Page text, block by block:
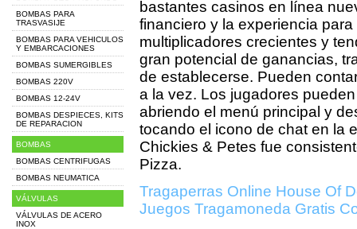
bastantes casinos en línea
financiero y la experiencia
multiplicadores crecientes y
gran potencial de ganancias,
de establecerse. Pueden
a la vez. Los jugadores
abriendo el menú principal y
tocando el icono de chat en la
Chickies & Petes fue
Pizza.
Tragaperras Online House Of
Juegos Tragamoneda Gratis
BOMBAS PARA
TRASVASIJE
BOMBAS PARA VEHICULOS
Y EMBARCACIONES
BOMBAS SUMERGIBLES
BOMBAS 220V
BOMBAS 12-24V
BOMBAS DESPIECES, KITS
DE REPARACION
BOMBAS
BOMBAS CENTRIFUGAS
BOMBAS NEUMATICA
VÁLVULAS
VÁLVULAS DE ACERO
INOX